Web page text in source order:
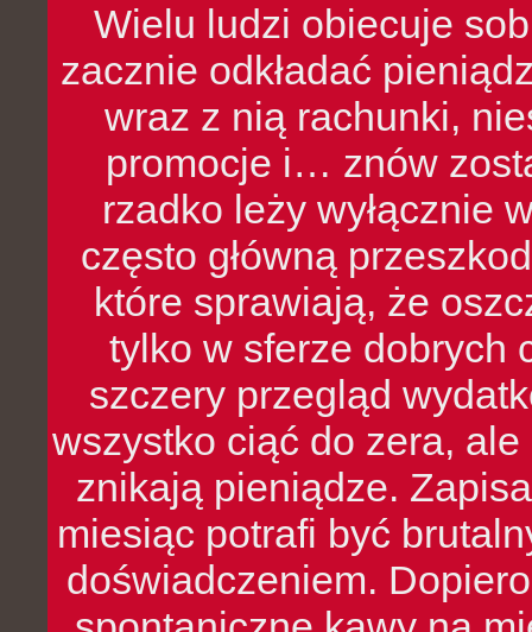
Wielu ludzi obiecuje
zacznie odkładać
wraz z nią rachunki,
promocje i… znów
rzadko leży wyłącznie
często główną
które sprawiają, że
tylko w sferze dobrych
szczery przegląd
wszystko ciąć do zera,
znikają pieniądze.
miesiąc potrafi być
doświadczeniem.